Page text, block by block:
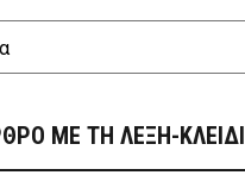
ΜΕ ΤΗ ΛΕΞΗ-ΚΛΕΙΔΙ